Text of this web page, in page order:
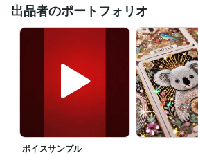
仕事も恋愛も、なんだかうまくいかない
他人と自分を比べては自虐して
ついには「私なんて、どうせ無理」と自責の
しかし、そんな生活を続けているうちに、気づ
『本当の幸せは、自分を愛することから始まる
・自分を認める（良い所も悪い所も）
・その全てが自分なんだと受け入れる
出品者のポートフォリオ
ボイスサンプル